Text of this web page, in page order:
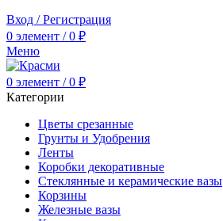
Вход / Регистрация
0 элемент / 0 ₽
Меню
0 элемент / 0 ₽
Категории
Цветы срезанные
Грунты и Удобрения
Ленты
Коробки декоративные
Стеклянные и керамические вазы
Корзины
Железные вазы